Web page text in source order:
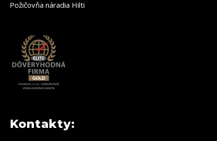
Požičovňa náradia Hilti
Kontakty: